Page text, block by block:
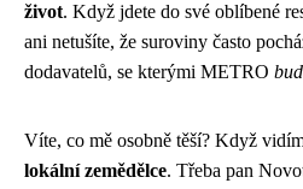
život. Když jdete do své oblíbené
ani netušíte, že suroviny často
dodavatelů, se kterými METRO
Víte, co mě osobně těší? Když
lokální zemědělce. Třeba pan